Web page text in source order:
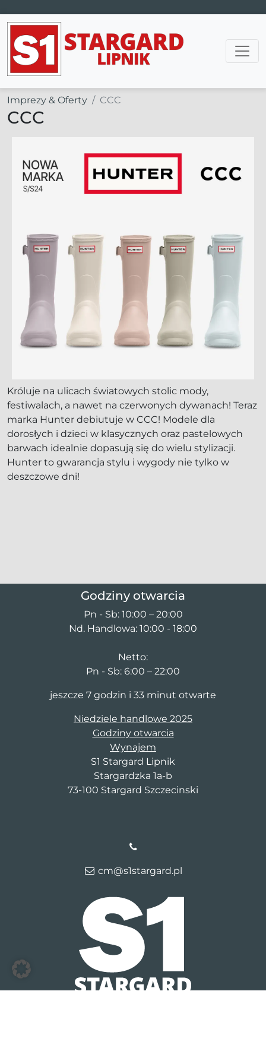
Main Navigation
Imprezy & Oferty CCC
CCC
Króluje na ulicach światowych stolic mody,
festiwalach, a nawet na czerwonych dywanach! Teraz
marka Hunter debiutuje w CCC! Modele dla
dorosłych i dzieci w klasycznych oraz pastelowych
barwach idealnie dopasują się do wielu stylizacji.
Hunter to gwarancja stylu i wygody nie tylko w
deszczowe dni!
Godziny otwarcia
Pn - Sb: 10:00 – 20:00
Nd. Handlowa: 10:00 - 18:00
Netto:
Pn - Sb: 6:00 – 22:00
jeszcze 7 godzin i 33 minut otwarte
Niedziele handlowe 2025
Godziny otwarcia
Wynajem
S1 Stargard Lipnik
Stargardzka 1a-b
73-100 Stargard Szczecinski
cm@s1stargard.pl